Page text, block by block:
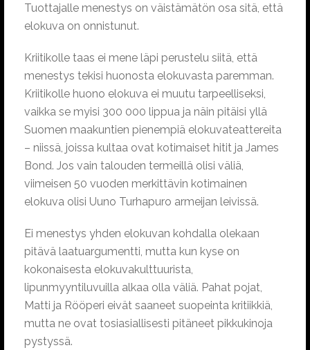
Tuottajalle menestys on väistämätön osa sitä, että
elokuva on onnistunut.
Kriitikolle taas ei mene läpi perustelu siitä, että
menestys tekisi huonosta elokuvasta paremman.
Kriitikolle huono elokuva ei muutu tarpeelliseksi,
vaikka se myisi 300 000 lippua ja näin pitäisi yllä
Suomen maakuntien pienempiä elokuvateattereita
– niissä, joissa kultaa ovat kotimaiset hitit ja James
Bond. Jos vain talouden termeillä olisi väliä,
viimeisen 50 vuoden merkittävin kotimainen
elokuva olisi Uuno Turhapuro armeijan leivissä.
Ei menestys yhden elokuvan kohdalla olekaan
pitävä laatuargumentti, mutta kun kyse on
kokonaisesta elokuvakulttuurista,
lipunmyyntiluvuilla alkaa olla väliä. Pahat pojat,
Matti ja Rööperi eivät saaneet suopeinta kritiikkiä,
mutta ne ovat tosiasiallisesti pitäneet pikkukinoja
pystyssä.